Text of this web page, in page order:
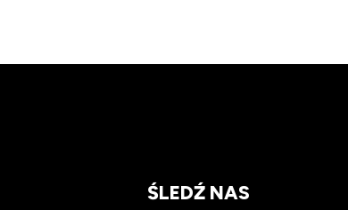
ŚLEDŹ NAS